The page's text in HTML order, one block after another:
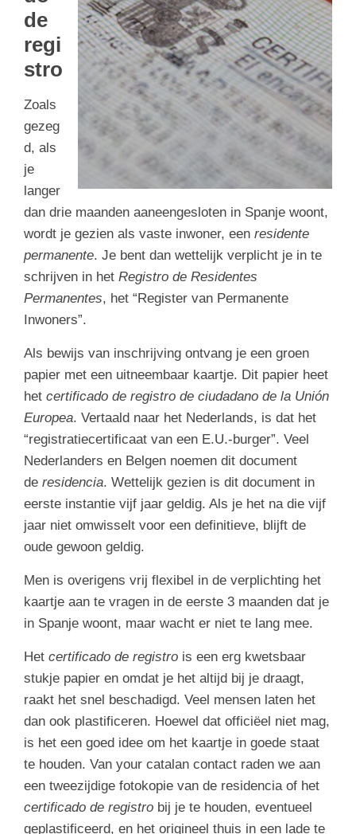
de
regi
stro
Zoals
gezeg
d, als
je
langer
dan drie maanden aaneengesloten in Spanje woont,
wordt je gezien als vaste inwoner, een residente
permanente. Je bent dan wettelijk verplicht je in te
schrijven in het Registro de Residentes
Permanentes, het “Register van Permanente
Inwoners”.
Als bewijs van inschrijving ontvang je een groen
papier met een uitneembaar kaartje. Dit papier heet
het certificado de registro de ciudadano de la Unión
Europea. Vertaald naar het Nederlands, is dat het
“registratiecertificaat van een E.U.-burger”. Veel
Nederlanders en Belgen noemen dit document
de residencia. Wettelijk gezien is dit document in
eerste instantie vijf jaar geldig. Als je het na die vijf
jaar niet omwisselt voor een definitieve, blijft de
oude gewoon geldig.
Men is overigens vrij flexibel in de verplichting het
kaartje aan te vragen in de eerste 3 maanden dat je
in Spanje woont, maar wacht er niet te lang mee.
Het certificado de registro is een erg kwetsbaar
stukje papier en omdat je het altijd bij je draagt,
raakt het snel beschadigd. Veel mensen laten het
dan ook plastificeren. Hoewel dat officiëel niet mag,
is het een goed idee om het kaartje in goede staat
te houden. Van your catalan contact raden we aan
een tweezijdige fotokopie van de residencia of het
certificado de registro bij je te houden, eventueel
geplastificeerd, en het origineel thuis in een lade te